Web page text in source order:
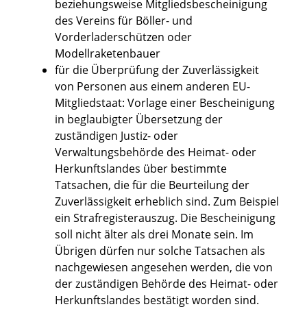
beziehungsweise Mitgliedsbescheinigung
des Vereins für Böller- und
Vorderladerschützen oder
Modellraketenbauer
für die Überprüfung der Zuverlässigkeit
von Personen aus einem anderen EU-
Mitgliedstaat: Vorlage einer Bescheinigung
in beglaubigter Übersetzung der
zuständigen Justiz- oder
Verwaltungsbehörde des Heimat- oder
Herkunftslandes über bestimmte
Tatsachen, die für die Beurteilung der
Zuverlässigkeit erheblich sind. Zum Beispiel
ein Strafregisterauszug. Die Bescheinigung
soll nicht älter als drei Monate sein. Im
Übrigen dürfen nur solche Tatsachen als
nachgewiesen angesehen werden, die von
der zuständigen Behörde des Heimat- oder
Herkunftslandes bestätigt worden sind.